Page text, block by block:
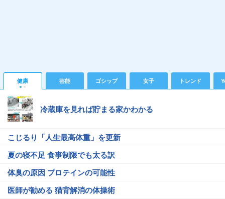
健康 芸能 ゴシップ 女子 トレンド
冷蔵庫を見れば貯まる家かわかる
こじるり「人生最高体重」を更新
夏の寝不足 食事制限でも太る訳
体臭の原因 プロテインの可能性
医師が勧める 猫背解消の体操術